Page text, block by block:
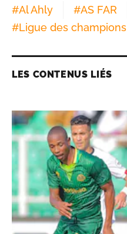
#Al Ahly #AS FAR
#Ligue des champions
LES CONTENUS LIÉS